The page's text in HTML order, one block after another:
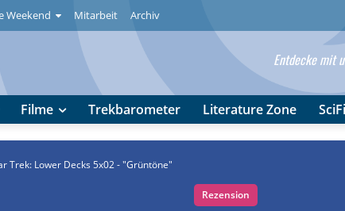
Weekend Mitarbeit Archiv
Entdecke mit
Filme Trekbarometer Literature Zone SciFi
Trek: Lower Decks 5x02 - "Grüntöne"
Rezension